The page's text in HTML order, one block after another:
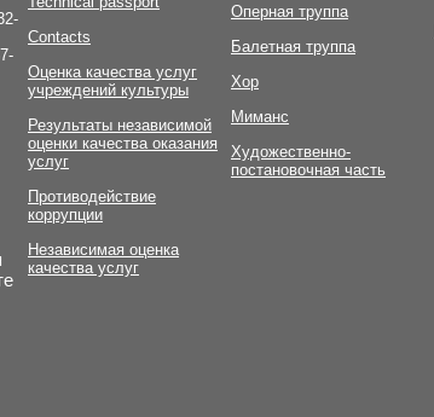
Contacts
Оценка качества услуг
учреждений культуры
Результаты независимой
оценки качества оказания
услуг
Противодействие
коррупции
Независимая оценка
качества услуг
Оперная труппа
Балетная труппа
Хор
Миманс
Художественно-
постановочная часть